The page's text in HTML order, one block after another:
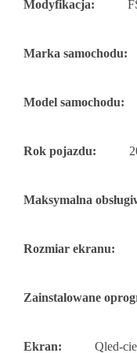
Modyfikacja:
Marka samochodu:
Model samochodu:
Rok pojazdu:
Maksymalna
Rozmiar ekranu:
Zainstalowane
Ekran: Qled-